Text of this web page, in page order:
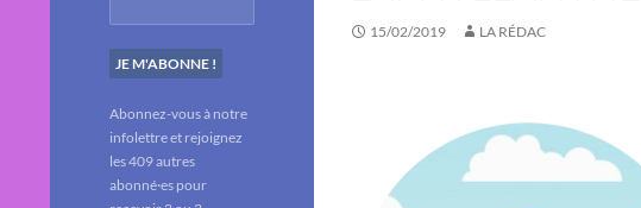
15/02/2019 LA RÉDAC
Abonnez-vous à notre
infolettre et rejoignez
les 409 autres
abonné·es pour